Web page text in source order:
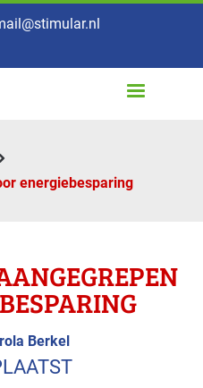
energiebesparing
Berkel